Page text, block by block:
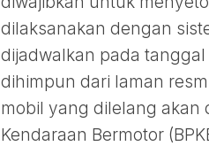
dilaksanakan dengan
dijadwalkan pada
dihimpun dari laman
mobil yang dilelang akan
Kendaraan Bermotor